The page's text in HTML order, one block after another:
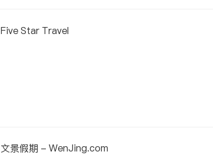
Five Star Travel
文景假期 - WenJing.com